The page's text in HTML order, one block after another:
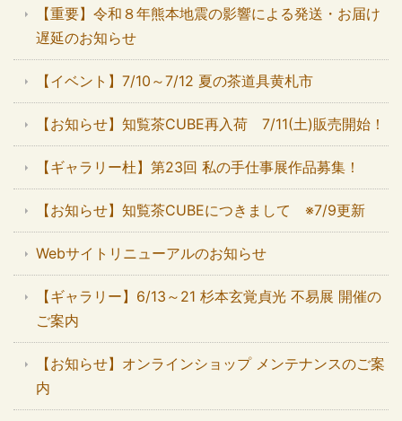
【重要】令和８年熊本地震の影響による発送・お届け
遅延のお知らせ
【イベント】7/10～7/12 夏の茶道具黄札市
【お知らせ】知覧茶CUBE再入荷 7/11(土)販売開始！
【ギャラリー杜】第23回 私の手仕事展作品募集！
【お知らせ】知覧茶CUBEにつきまして ※7/9更新
Webサイトリニューアルのお知らせ
【ギャラリー】6/13～21 杉本玄覚貞光 不易展 開催の
ご案内
【お知らせ】オンラインショップ メンテナンスのご案
内